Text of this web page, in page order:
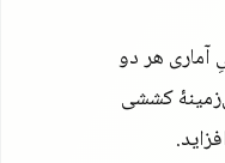
هر دو
کششی